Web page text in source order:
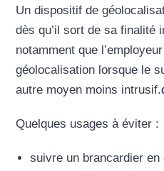
Un dispositif de
dès qu’il sort de sa finalité
notamment que
géolocalisation lorsque le
autre moyen moins intrusif.
Quelques usages à éviter :
suivre un brancardier